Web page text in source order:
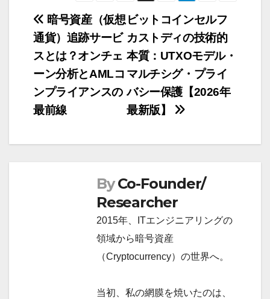
投
稿
ビ
ゲ
ー
ビットコインセルフ
カストディの技術的
本質：UTXOモデル・
マルチシグ・プライ
バシー保護【2026年
最新版】
暗号資産（仮想
通貨）追跡サービ
スとは？オンチェ
ーン分析とAMLコ
ンプライアンスの
最前線
By Co-Founder/
Researcher
2015年、ITエンジニアリングの
領域から暗号資産
（Cryptocurrency）の世界へ。
当初、私の網膜を焼いたのは、